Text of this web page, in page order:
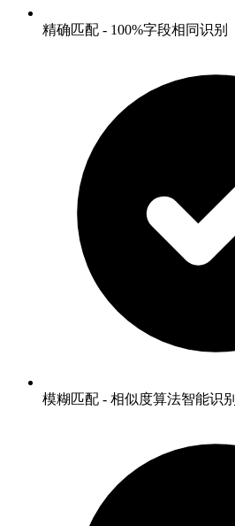
精确匹配 - 100%字段相同识别
模糊匹配 - 相似度算法智能识别